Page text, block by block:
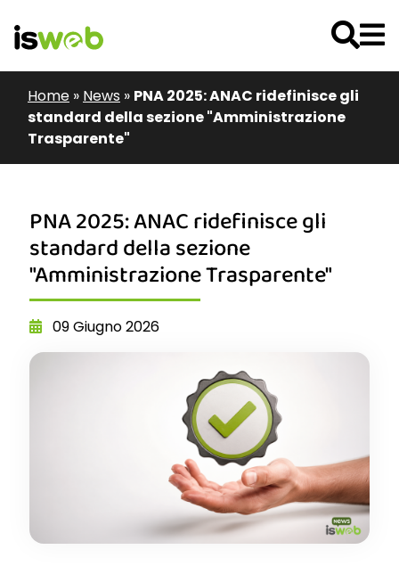
Home » News » PNA 2025: ANAC ridefinisce gli
standard della sezione "Amministrazione
Trasparente"
PNA 2025: ANAC ridefinisce gli
standard della sezione
"Amministrazione Trasparente"
09 Giugno 2026